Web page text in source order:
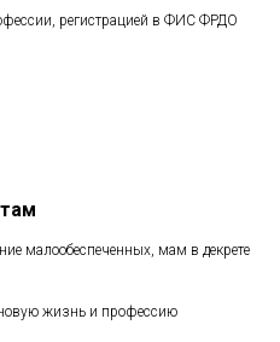
регистрацией в ФИС ФРДО
малообеспеченных, мам в декрете
жизнь и профессию